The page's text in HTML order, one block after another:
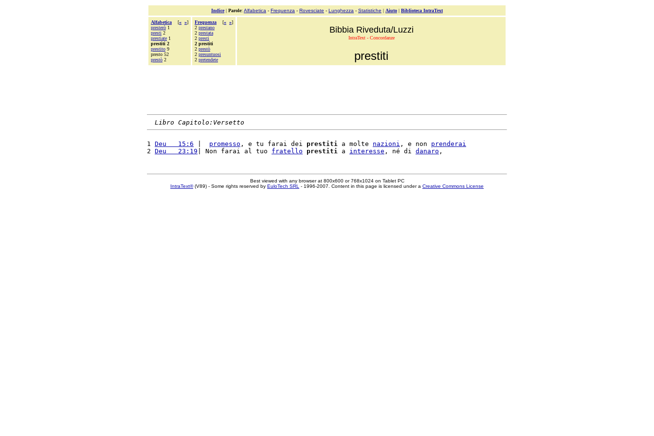
Indice| Parole: Alfabetica - Frequenza - Rovesciate - Lunghezza - Statistiche | Aiuto | Biblioteca IntraText
Alfabetica [« »]
presterò 1
presti 2
prestiate 1
prestiti 2
prestito 9
presto 52
prestò 2
Frequenza [« »]
2 prestano
2 prestata
2 presti
2 prestiti
2 prestò
2 presuntuosi
2 pretendete
Bibbia Riveduta/Luzzi
IntraText - Concordanze
prestiti
Libro Capitolo:Versetto
1 Deu   15:6 promesso , e tu farai dei prestiti a molte nazioni , e non prenderai
2 Deu   23:19 | Non farai al tuo fratello prestiti a interesse , né di danaro
Best viewed with any browser at 800x600 or 768x1024 on Tablet PC
IntraText®(V89) - Some rights reserved by EuloTech SRL - 1996-2007. Content in this page is licensed under a Creative Commons License